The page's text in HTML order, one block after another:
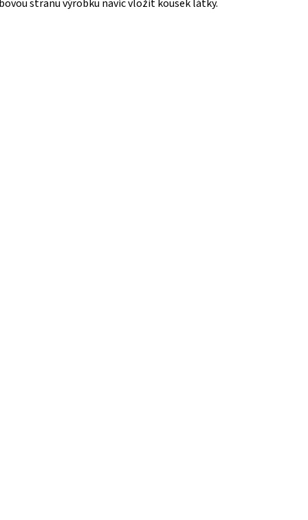
stranu výrobku navíc vložit kousek látky.